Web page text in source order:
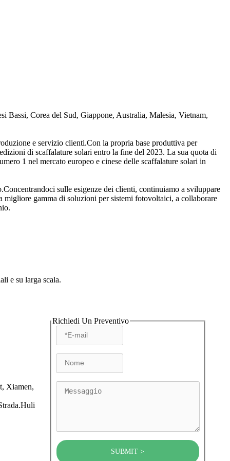
Bassi, Corea del Sud, Giappone, Australia, Malesia, Vietnam,
e servizio clienti.Con la propria base produttiva per
di scaffalature solari entro la fine del 2023. La sua quota di
1 nel mercato europeo e cinese delle scaffalature solari in
sulle esigenze dei clienti, continuiamo a sviluppare
gamma di soluzioni per sistemi fotovoltaici, a collaborare
e su larga scala.
Xiamen,
Richiedi Un Preventivo
SUBMIT >